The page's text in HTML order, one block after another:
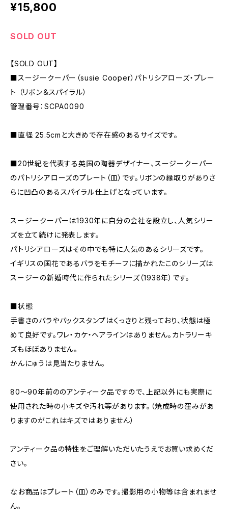
¥15,800
SOLD OUT
【SOLD OUT】
■スージークーパー（susie Cooper）パトリシアローズ・プレー
ト （リボン＆スパイラル）
管理番号：SCPA0090
■直径 25.5cmと大きめで存在感のあるサイズです。
■20世紀を代表する英国の陶器デザイナー、スージークーパー
のパトリシアローズのプレート（皿）です。リボンの縁取りがありさ
らに凹凸のあるスパイラル仕上げとなっています。
スージークーパーは1930年に自分の会社を設立し、人気シリー
ズを立て続けに発表します。
パトリシアローズはその中でも特に人気のあるシリーズです。
イギリスの国花であるバラをモチーフに描かれたこのシリーズは
スージーの新婚時代に作られたシリーズ（1938年）です。
■状態
手書きのバラやバックスタンプはくっきりと残っており、状態は極
めて良好です。ワレ・カケ・ヘアラインはありません。カトラリーキ
ズもほぼありません。
かんにゅうは見当たりません。
80～90年前ののアンティーク品ですので、上記以外にも実際に
使用された時の小キズや汚れ等があります。（焼成時の窪みがあ
りますのがこれはキズではありません）
アンティーク品の特性をご理解いただいたうえでお買い求めくだ
さい。
なお商品はプレート（皿）のみです。撮影用の小物等は含まれませ
ん。